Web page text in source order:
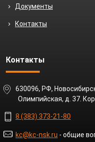
Документы
Контакты
Контакты
630096, РФ,
Олимпийская, д. 37.
8 (383) 373-21-80
kc@kc-nsk.ru - общие